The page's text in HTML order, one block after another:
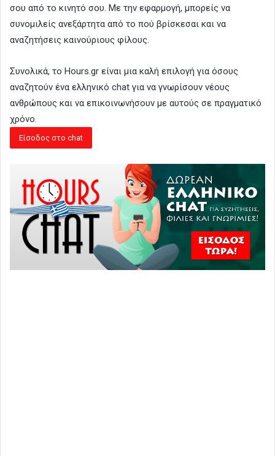
σου από το κινητό σου. Με την εφαρμογή, μπορείς να
συνομιλείς ανεξάρτητα από το πού βρίσκεσαι και να
αναζητήσεις καινούριους φίλους.
Συνολικά, το Hours.gr είναι μια καλή επιλογή για όσους
αναζητούν ένα ελληνικό chat για να γνωρίσουν νέους
ανθρώπους και να επικοινωνήσουν με αυτούς σε πραγματικό
χρόνο.